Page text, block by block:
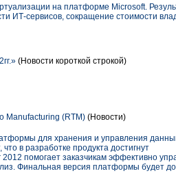
на платформе Microsoft.
ИТ-сервисов, сокращение стоимости
(Новости короткой строкой)
Manufacturing (RTM) (Новости)
для хранения и управления
в разработке продукта достигнут
помогает заказчикам эффективно
Финальная версия платформы будет